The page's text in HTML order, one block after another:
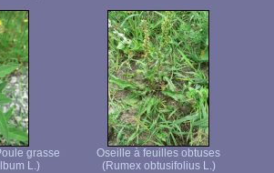
grasse
L.)
Oseille à feuilles obtuses
(Rumex obtusifolius L.)